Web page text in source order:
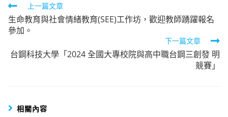
Read
more
articles
上一篇文章
生命教育與社會情緒教育(SEE)工作坊，歡迎教師踴躍報名
參加。
下一篇文章
台鋼科技大學「2024 全國大專校院與高中職台鋼三創發 明
競賽」
相關內容